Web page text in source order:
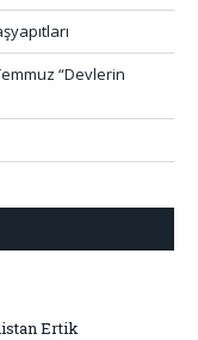
“Devlerin
Ertik